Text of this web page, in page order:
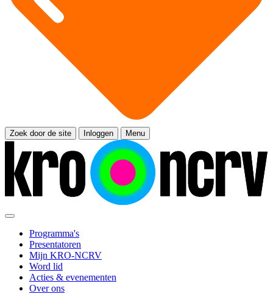
Zoek door de site Inloggen Menu
Programma's
Presentatoren
Mijn KRO-NCRV
Word lid
Acties & evenementen
Over ons